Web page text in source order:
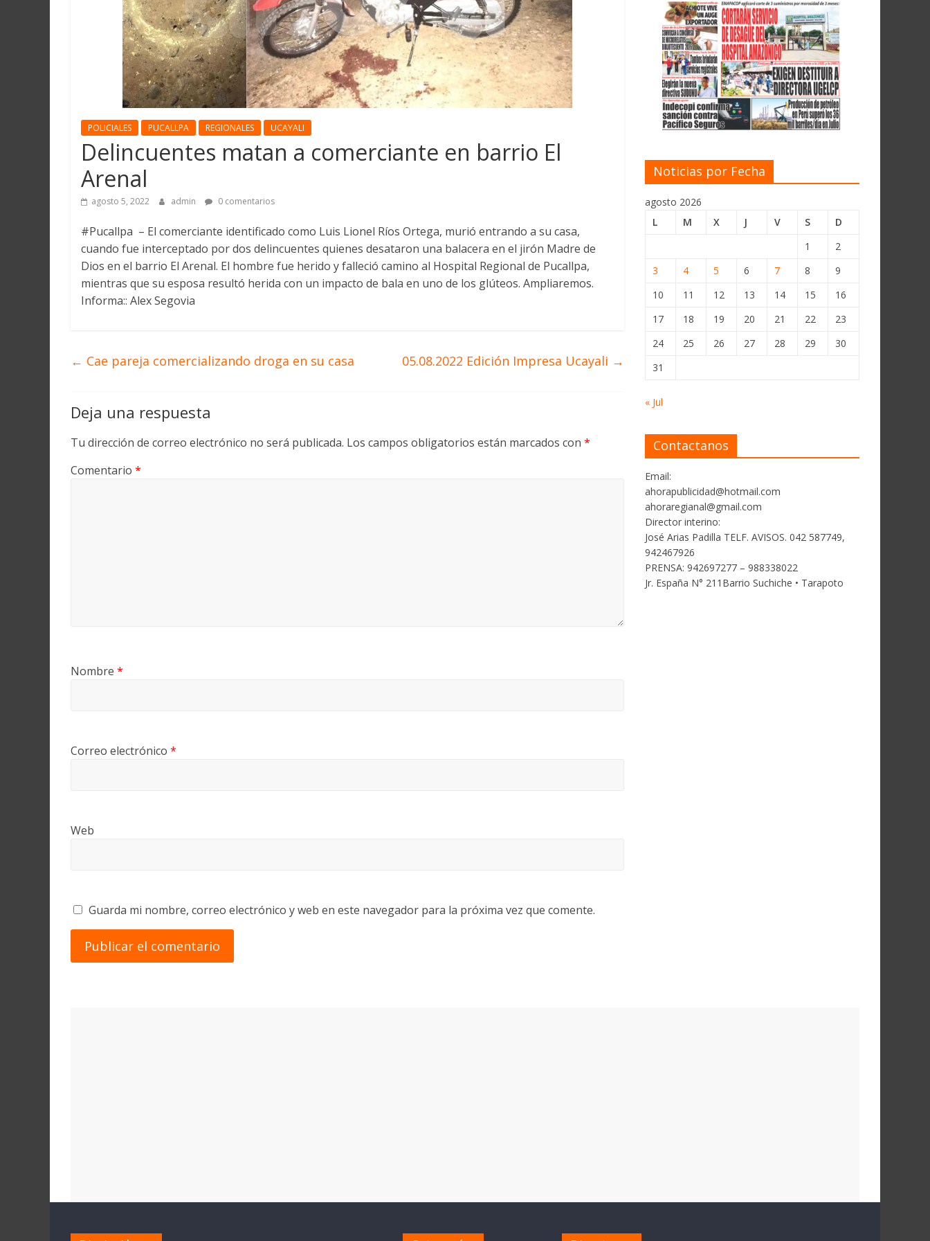
POLICIALES PUCALLPA REGIONALES UCAYALI
Delincuentes matan a comerciante en barrio El
Arenal
agosto 5, 2022 admin 0 comentarios
#Pucallpa – El comerciante identificado como Luis Lionel Ríos Ortega, murió entrando a su casa,
cuando fue interceptado por dos delincuentes quienes desataron una balacera en el jirón Madre de
Dios en el barrio El Arenal. El hombre fue herido y falleció camino al Hospital Regional de Pucallpa,
mientras que su esposa resultó herida con un impacto de bala en uno de los glúteos. Ampliaremos.
Informa:: Alex Segovia
← Cae pareja comercializando droga en su casa 05.08.2022 Edición Impresa Ucayali →
Deja una respuesta
Tu dirección de correo electrónico no será publicada. Los campos obligatorios están marcados con *
Comentario *
Nombre *
Correo electrónico *
Web
Guarda mi nombre, correo electrónico y web en este navegador para la próxima vez que comente.
Noticias por Fecha
agosto 2026
L
M X J V S
D
1
2
3
4 5 6 7 8
9
10
11 12 13 14 15
16
17
18 19 20 21 22
23
24
25 26 27 28 29
30
31
« Jul
Contactanos
Email:
ahorapublicidad@hotmail.com
ahoraregianal@gmail.com
Director interino:
José Arias Padilla TELF. AVISOS. 042 587749,
942467926
PRENSA: 942697277 – 988338022
Jr. España N° 211Barrio Suchiche • Tarapoto